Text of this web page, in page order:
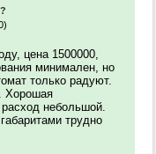
цена 1500000,
минимален, но
только радуют.
Хорошая
небольшой.
трудно